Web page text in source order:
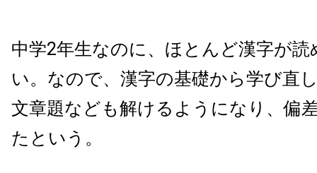
中学2年生なのに、ほとんど漢字が
い。なので、漢字の基礎から学び直
文章題なども解けるようになり、偏
たという。